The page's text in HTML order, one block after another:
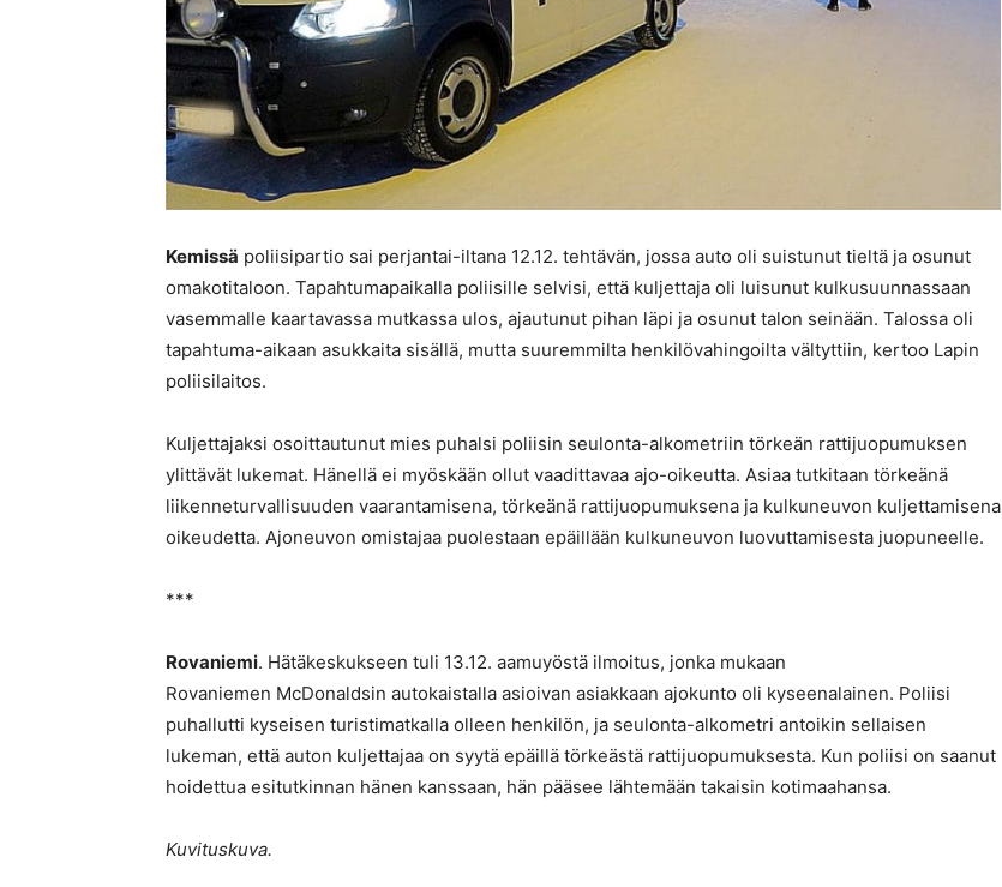
Kemissä poliisipartio sai perjantai-iltana 12.12. tehtävän, jossa auto oli suistunut tieltä ja osunut
omakotitaloon. Tapahtumapaikalla poliisille selvisi, että kuljettaja oli luisunut kulkusuunnassaan
vasemmalle kaartavassa mutkassa ulos, ajautunut pihan läpi ja osunut talon seinään. Talossa oli
tapahtuma-aikaan asukkaita sisällä, mutta suuremmilta henkilövahingoilta vältyttiin, kertoo Lapin
poliisilaitos.
Kuljettajaksi osoittautunut mies puhalsi poliisin seulonta-alkometriin törkeän rattijuopumuksen
ylittävät lukemat. Hänellä ei myöskään ollut vaadittavaa ajo-oikeutta. Asiaa tutkitaan törkeänä
liikenneturvallisuuden vaarantamisena, törkeänä rattijuopumuksena ja kulkuneuvon kuljettamisena
oikeudetta. Ajoneuvon omistajaa puolestaan epäillään kulkuneuvon luovuttamisesta juopuneelle.
***
Rovaniemi. Hätäkeskukseen tuli 13.12. aamuyöstä ilmoitus, jonka mukaan
Rovaniemen McDonaldsin autokaistalla asioivan asiakkaan ajokunto oli kyseenalainen. Poliisi
puhallutti kyseisen turistimatkalla olleen henkilön, ja seulonta-alkometri antoikin sellaisen
lukeman, että auton kuljettajaa on syytä epäillä törkeästä rattijuopumuksesta. Kun poliisi on saanut
hoidettua esitutkinnan hänen kanssaan, hän pääsee lähtemään takaisin kotimaahansa.
Kuvituskuva.